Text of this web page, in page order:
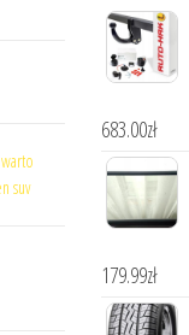
suv
683.00zł
179.99zł